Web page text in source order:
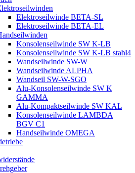
Elektroseilwinde BETA-SL
Elektroseilwinde BETA-EL
Konsolenseilwinde SW K-LB
Konsolenseilwinde SW K-LB stahl4
Wandseilwinde SW-W
Wandseilwinde ALPHA
Wandseil SW-W-SGO
Alu-Konsolenseilwinde SW K
GAMMA
Alu-Kompaktseilwinde SW KAL
Konsolenseilwinde LAMBDA
BGV C1
Handseilwinde OMEGA